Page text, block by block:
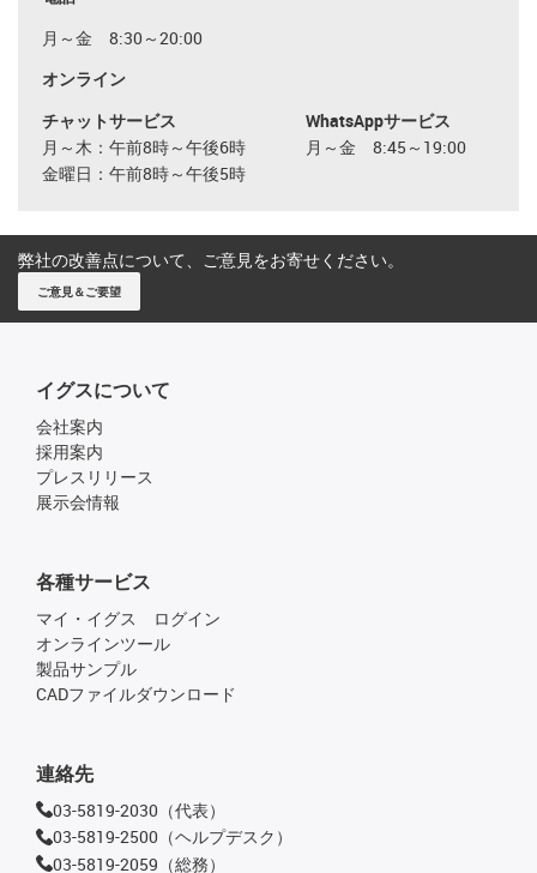
月～金 8:30～20:00
オンライン
チャットサービス
月～木：午前8時～午後6時
金曜日：午前8時～午後5時
WhatsAppサービス
月～金 8:45～19:00
弊社の改善点について、ご意見をお寄せください。
ご意見＆ご要望
イグスについて
会社案内
採用案内
プレスリリース
展示会情報
各種サービス
マイ・イグス ログイン
オンラインツール
製品サンプル
CADファイルダウンロード
連絡先
03-5819-2030（代表）
03-5819-2500（ヘルプデスク）
03-5819-2059（総務）